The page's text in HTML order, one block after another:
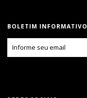
BOLETIM INFORMATIVO